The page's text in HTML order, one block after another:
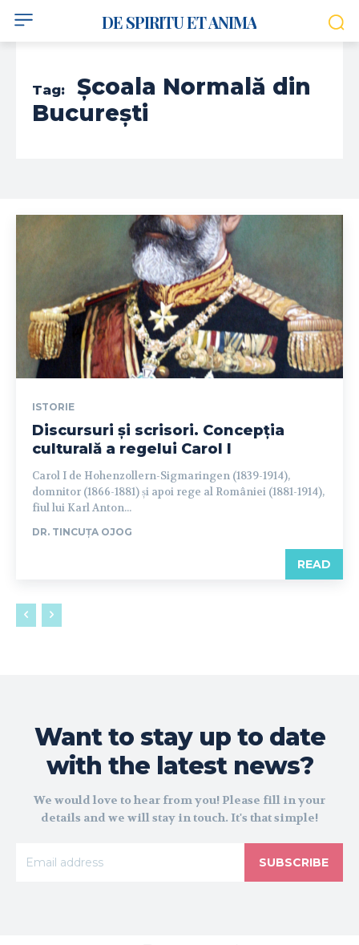
DE SPIRITU ET ANIMA
Tag:
Școala Normală din
București
ISTORIE
Discursuri și scrisori. Concepția
culturală a regelui Carol I
Carol I de Hohenzollern-Sigmaringen (1839-1914),
domnitor (1866-1881) și apoi rege al României (1881-1914),
fiul lui Karl Anton...
DR. TINCUȚA OJOG
READ
Want to stay up to date
with the latest news?
We would love to hear from you! Please fill in your
details and we will stay in touch. It's that simple!
SUBSCRIBE